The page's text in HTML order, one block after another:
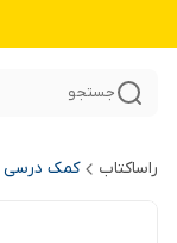
جستجو
راساکتاب کمک درسی